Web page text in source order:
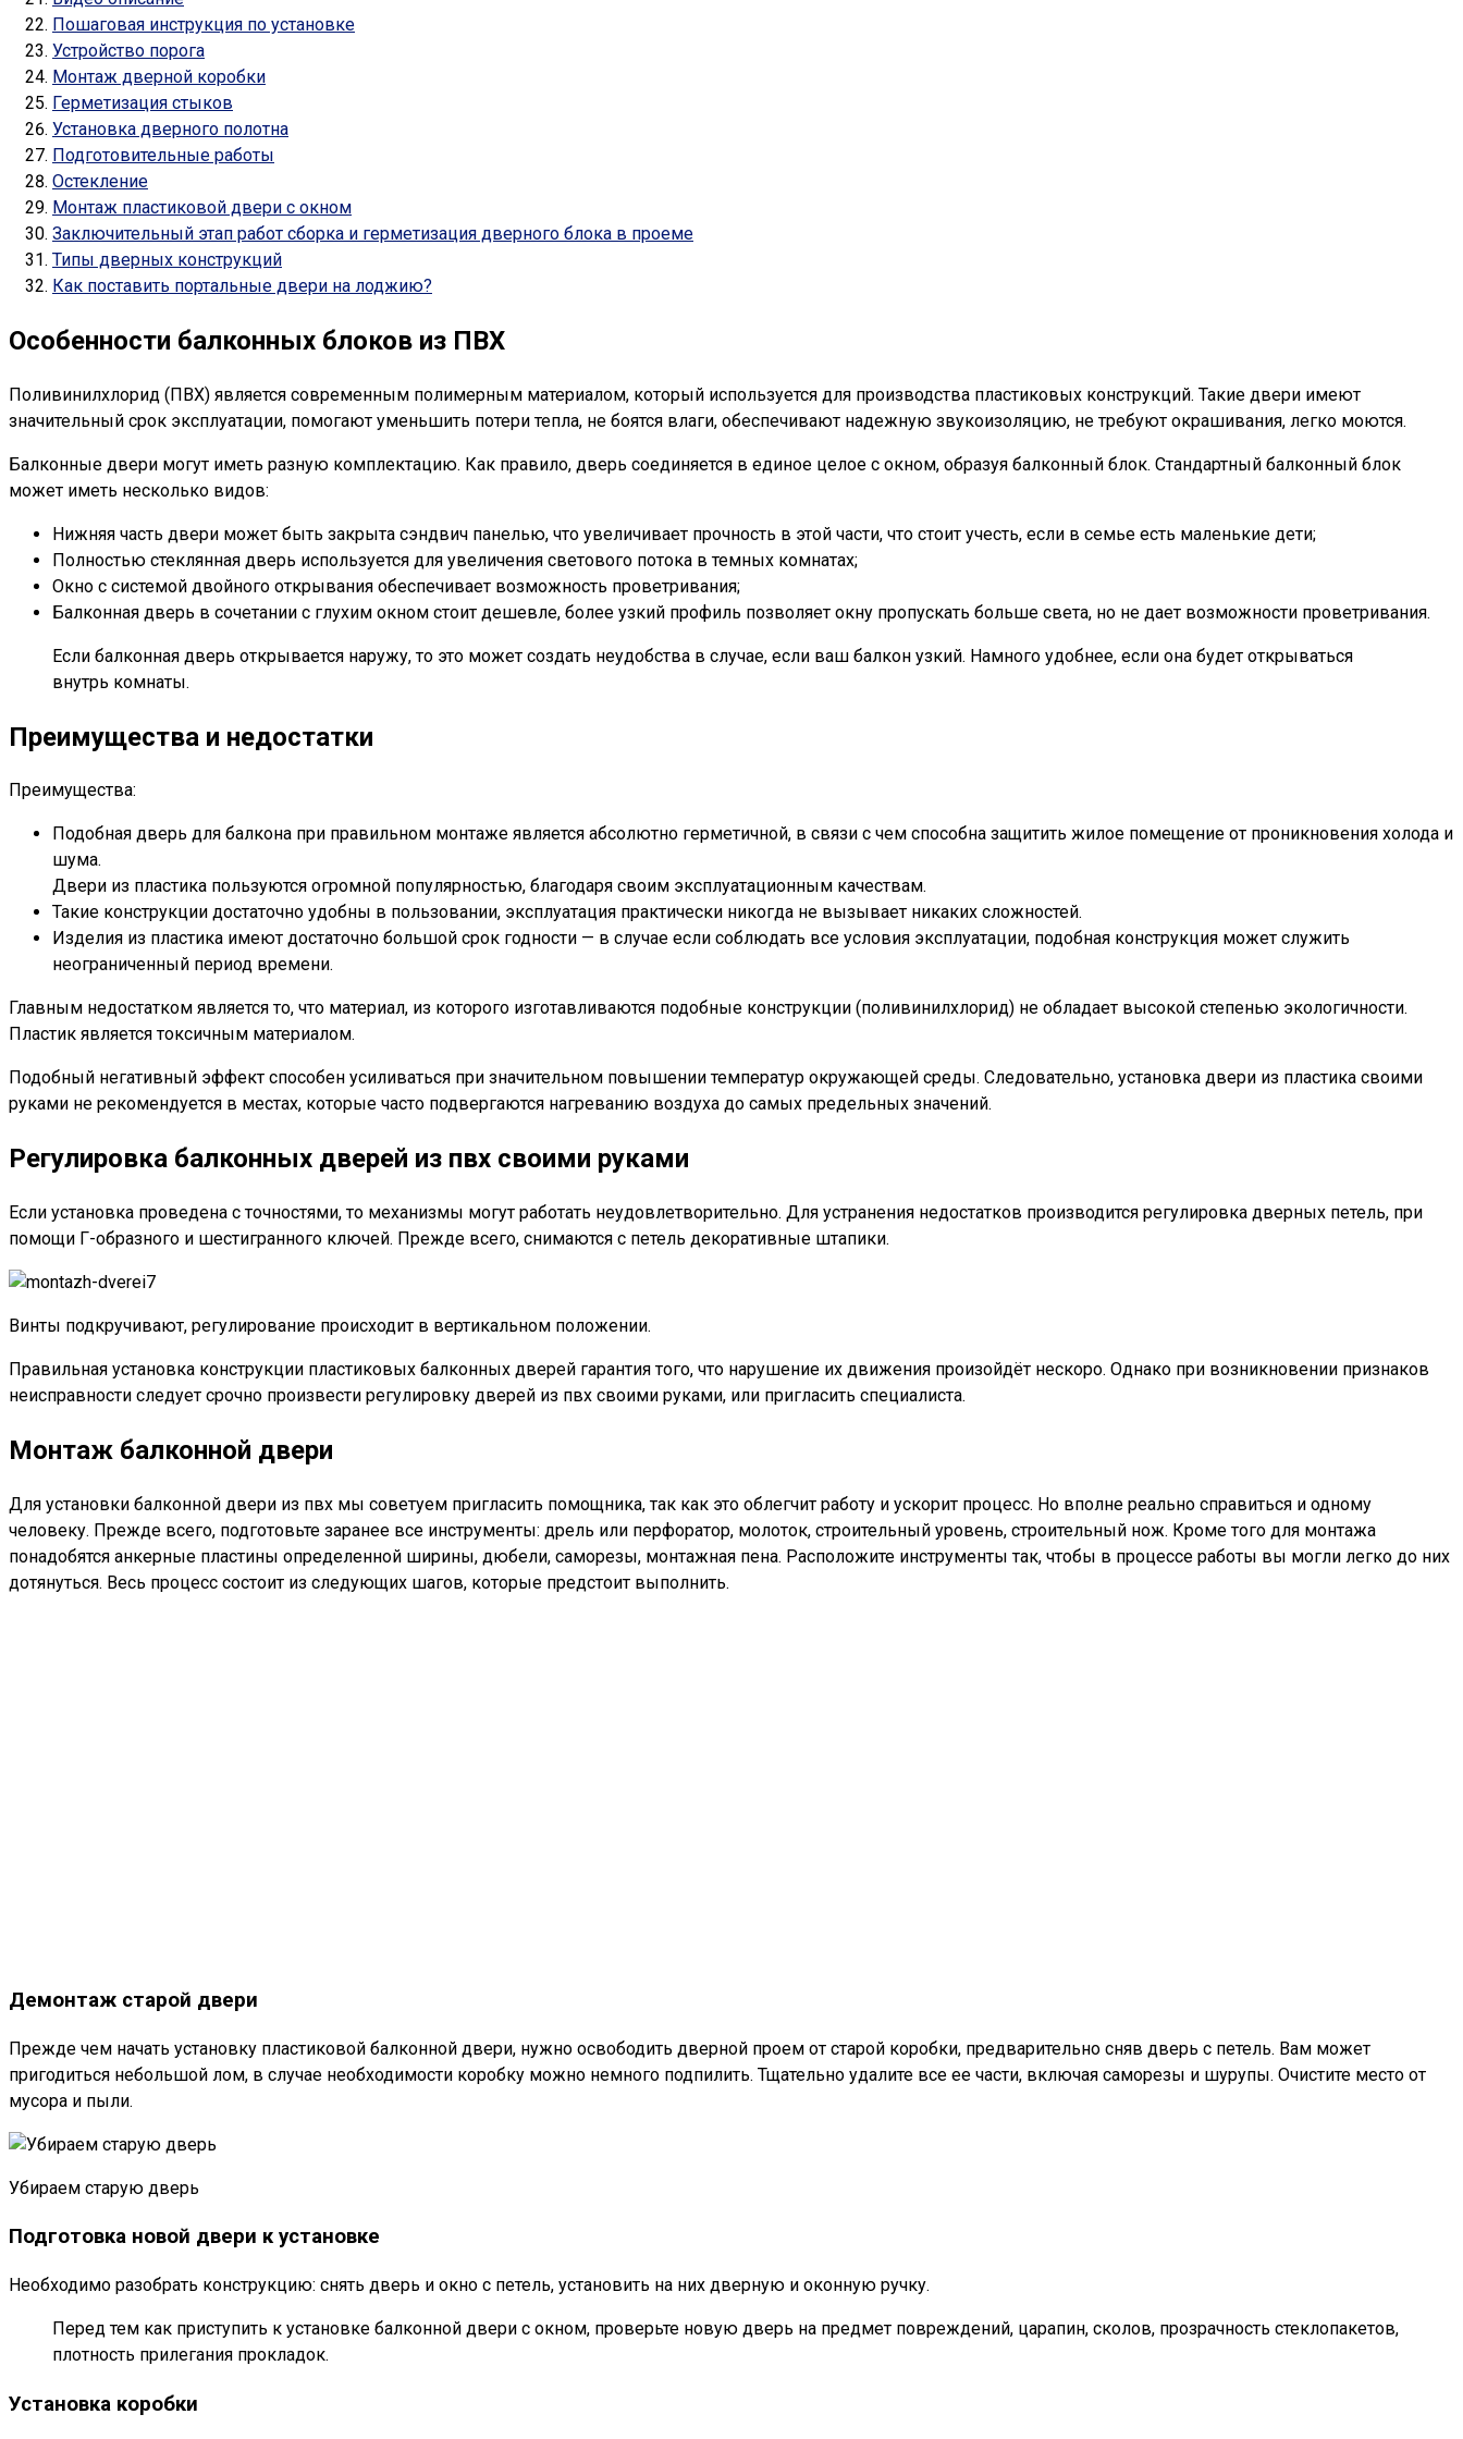
Пошаговая инструкция по установке
Устройство порога
Монтаж дверной коробки
Герметизация стыков
Установка дверного полотна
Подготовительные работы
Остекление
Монтаж пластиковой двери с окном
Заключительный этап работ сборка и герметизация дверного блока в проеме
Типы дверных конструкций
Как поставить портальные двери на лоджию?
Особенности балконных блоков из ПВХ
Поливинилхлорид (ПВХ) является современным полимерным материалом, который используется для производства пластиковых конструкций. Такие двери имеют
значительный срок эксплуатации, помогают уменьшить потери тепла, не боятся влаги, обеспечивают надежную звукоизоляцию, не требуют окрашивания, легко моются.
Балконные двери могут иметь разную комплектацию. Как правило, дверь соединяется в единое целое с окном, образуя балконный блок. Стандартный балконный блок
может иметь несколько видов:
Нижняя часть двери может быть закрыта сэндвич панелью, что увеличивает прочность в этой части, что стоит учесть, если в семье есть маленькие дети;
Полностью стеклянная дверь используется для увеличения светового потока в темных комнатах;
Окно с системой двойного открывания обеспечивает возможность проветривания;
Балконная дверь в сочетании с глухим окном стоит дешевле, более узкий профиль позволяет окну пропускать больше света, но не дает возможности проветривания.
Если балконная дверь открывается наружу, то это может создать неудобства в случае, если ваш балкон узкий. Намного удобнее, если она будет открываться
внутрь комнаты.
Преимущества и недостатки
Преимущества:
Подобная дверь для балкона при правильном монтаже является абсолютно герметичной, в связи с чем способна защитить жилое помещение от проникновения холода и
шума.
Двери из пластика пользуются огромной популярностью, благодаря своим эксплуатационным качествам.
Такие конструкции достаточно удобны в пользовании, эксплуатация практически никогда не вызывает никаких сложностей.
Изделия из пластика имеют достаточно большой срок годности — в случае если соблюдать все условия эксплуатации, подобная конструкция может служить
неограниченный период времени.
Главным недостатком является то, что материал, из которого изготавливаются подобные конструкции (поливинилхлорид) не обладает высокой степенью экологичности.
Пластик является токсичным материалом.
Подобный негативный эффект способен усиливаться при значительном повышении температур окружающей среды. Следовательно, установка двери из пластика своими
руками не рекомендуется в местах, которые часто подвергаются нагреванию воздуха до самых предельных значений.
Регулировка балконных дверей из пвх своими руками
Если установка проведена с точностями, то механизмы могут работать неудовлетворительно. Для устранения недостатков производится регулировка дверных петель, при
помощи Г-образного и шестигранного ключей. Прежде всего, снимаются с петель декоративные штапики.
Винты подкручивают, регулирование происходит в вертикальном положении.
Правильная установка конструкции пластиковых балконных дверей гарантия того, что нарушение их движения произойдёт нескоро. Однако при возникновении признаков
неисправности следует срочно произвести регулировку дверей из пвх своими руками, или пригласить специалиста.
Монтаж балконной двери
Для установки балконной двери из пвх мы советуем пригласить помощника, так как это облегчит работу и ускорит процесс. Но вполне реально справиться и одному
человеку. Прежде всего, подготовьте заранее все инструменты: дрель или перфоратор, молоток, строительный уровень, строительный нож. Кроме того для монтажа
понадобятся анкерные пластины определенной ширины, дюбели, саморезы, монтажная пена. Расположите инструменты так, чтобы в процессе работы вы могли легко до них
дотянуться. Весь процесс состоит из следующих шагов, которые предстоит выполнить.
Демонтаж старой двери
Прежде чем начать установку пластиковой балконной двери, нужно освободить дверной проем от старой коробки, предварительно сняв дверь с петель. Вам может
пригодиться небольшой лом, в случае необходимости коробку можно немного подпилить. Тщательно удалите все ее части, включая саморезы и шурупы. Очистите место от
мусора и пыли.
Убираем старую дверь
Подготовка новой двери к установке
Необходимо разобрать конструкцию: снять дверь и окно с петель, установить на них дверную и оконную ручку.
Перед тем как приступить к установке балконной двери с окном, проверьте новую дверь на предмет повреждений, царапин, сколов, прозрачность стеклопакетов,
плотность прилегания прокладок.
Установка коробки